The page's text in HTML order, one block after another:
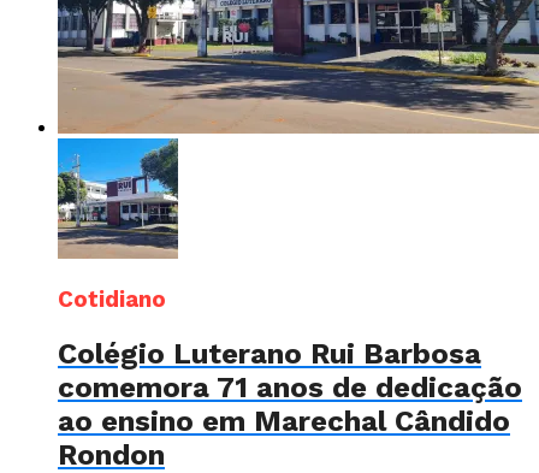
Cotidiano
Colégio Luterano Rui Barbosa
comemora 71 anos de dedicação
ao ensino em Marechal Cândido
Rondon